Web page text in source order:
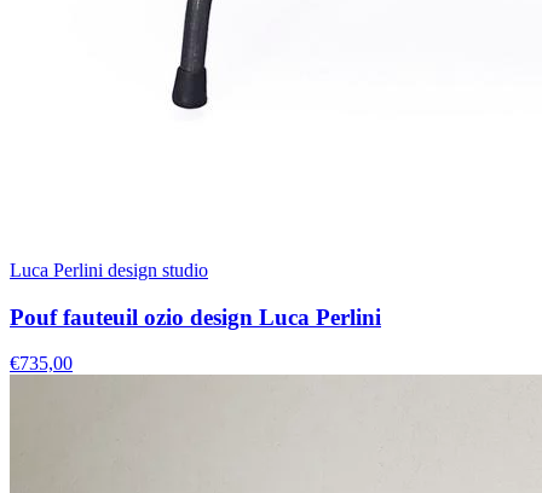
Luca Perlini design studio
Pouf fauteuil ozio design Luca Perlini
€735,00